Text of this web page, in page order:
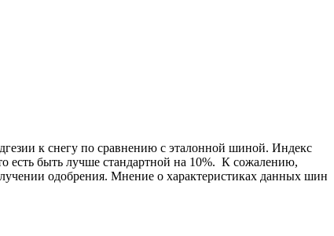
к снегу по сравнению с эталонной шиной. Индекс
есть быть лучше стандартной на 10%. К сожалению,
одобрения. Мнение о характеристиках данных шин